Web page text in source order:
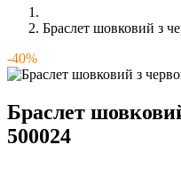
Браслет шовковий з
-40%
Браслет
500024